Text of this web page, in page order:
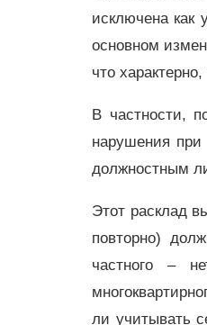
исключена как
основном
что
В частности,
нарушения при
должностным
Этот расклад
повторно)
частного –
ли учитывать